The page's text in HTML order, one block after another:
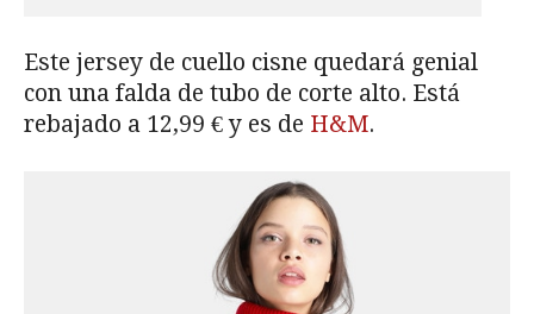
Este jersey de cuello cisne quedará genial
con una falda de tubo de corte alto. Está
rebajado a 12,99 € y es de H&M.